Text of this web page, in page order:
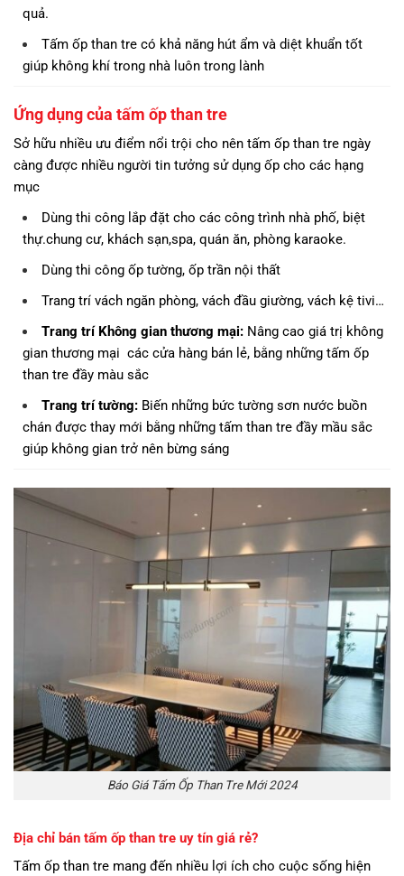
quả.
Tấm ốp than tre có khả năng hút ẩm và diệt khuẩn tốt
giúp không khí trong nhà luôn trong lành
Ứng dụng của tấm ốp than tre
Sở hữu nhiều ưu điểm nổi trội cho nên tấm ốp than tre ngày
càng được nhiều người tin tưởng sử dụng ốp cho các hạng
mục
Dùng thi công lắp đặt cho các công trình nhà phố, biệt
thự.chung cư, khách sạn,spa, quán ăn, phòng karaoke.
Dùng thi công ốp tường, ốp trần nội thất
Trang trí vách ngăn phòng, vách đầu giường, vách kệ tivi…
Trang trí Không gian thương mại: Nâng cao giá trị không
gian thương mại các cửa hàng bán lẻ, bằng những tấm ốp
than tre đầy màu sắc
Trang trí tường: Biến những bức tường sơn nước buồn
chán được thay mới bằng những tấm than tre đầy mầu sắc
giúp không gian trở nên bừng sáng
Báo Giá Tấm Ốp Than Tre Mới 2024
Địa chỉ bán tấm ốp than tre uy tín giá rẻ?
Tấm ốp than tre mang đến nhiều lợi ích cho cuộc sống hiện